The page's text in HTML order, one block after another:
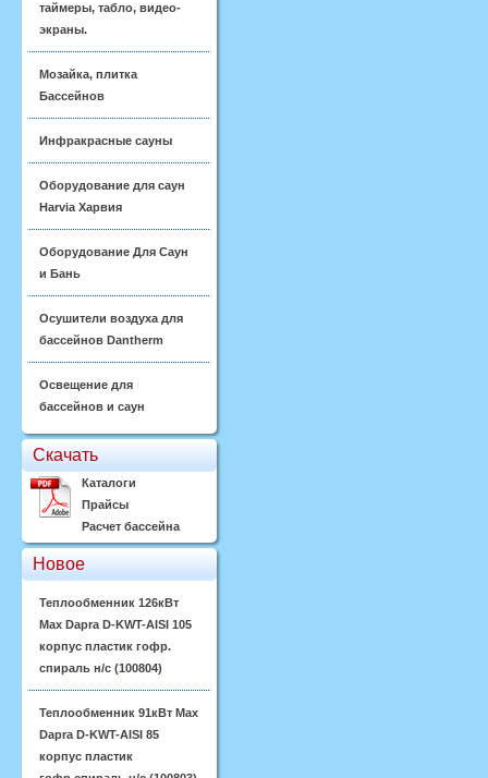
таймеры, табло, видео-
экраны.
Мозайка, плитка
Бассейнов
Инфракрасные сауны
Оборудование для саун
Harvia Харвия
Оборудование Для Саун
и Бань
Осушители воздуха для
бассейнов Dantherm
Освещение для
бассейнов и саун
Скачать
Каталоги
Прайсы
Расчет бассейна
Новое
Теплообменник 126кВт
Max Dapra D-KWT-AISI 105
корпус пластик гофр.
спираль н/с (100804)
Теплообменник 91кВт Max
Dapra D-KWT-AISI 85
корпус пластик